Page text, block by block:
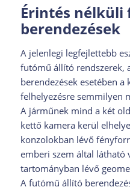
Érintés
berendezések
A jelenlegi legfejlettebb
futómű állító rendszerek,
berendezések esetében
felhelyezésre semmilyen
A járműnek mind a két
kettő kamera kerül
konzolokban lévő
emberi szem által látható
tartományban lévő
A futómű állító